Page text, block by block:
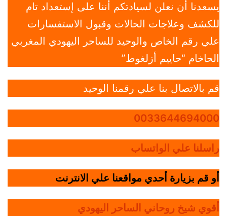
يسعدنا أن نعلن لسيادتكم أننا على إستعداد تام
للكشف وعلاجات الحالات وقبول الاستفسارات
علي رقم الخاص والوحيد للساحر اليهودي المغربي
الحاخام “حاييم أزلغوط”
قم بالاتصال بنا علي رقمنا الوحيد
0033644694000
راسلنا علي الواتساب
أو قم بزيارة أحدي مواقعنا علي الانترنت
أقوي شيخ روحاني الساحر اليهودي